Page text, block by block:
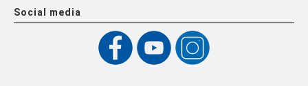
Social media